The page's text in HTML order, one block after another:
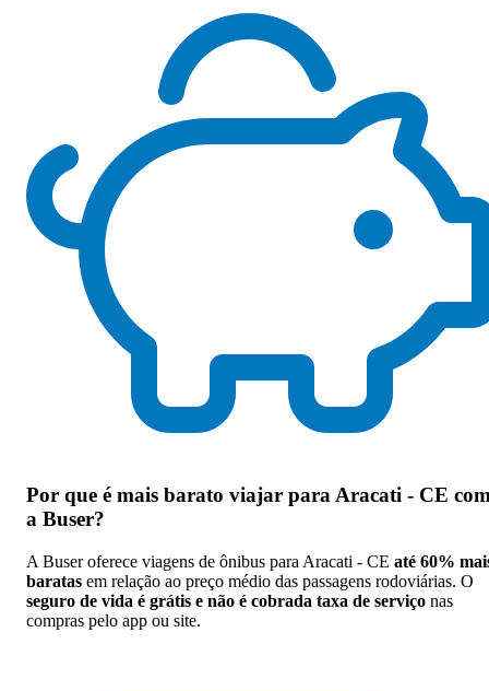
Por que é mais barato viajar para Aracati - CE
a Buser?
A Buser oferece viagens de ônibus para Aracati - CE até 60%
baratas em relação ao preço médio das passagens rodoviárias. O
seguro de vida é grátis e não é cobrada taxa de serviço nas
compras pelo app ou site.